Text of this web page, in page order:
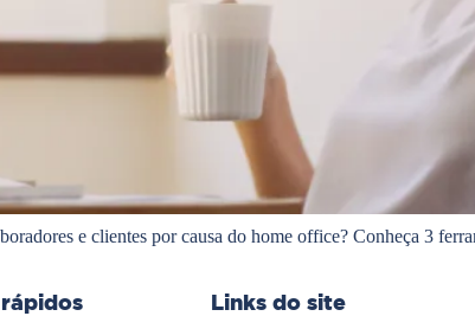
e clientes por causa do home office? Conheça 3
Links do site